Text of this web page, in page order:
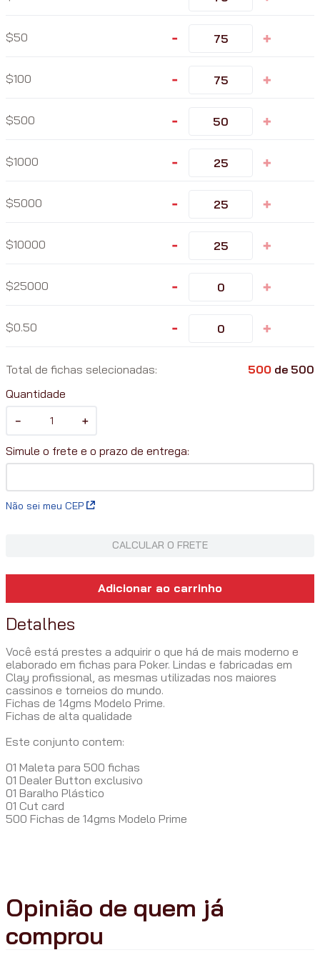
50 - +
100 - +
500 - +
1000 - +
5000 - +
10000 - +
25000 - +
0.50 - +
Total de fichas selecionadas: 500 de 500
Quantidade
＋
－
Não sei meu CEP
CALCULAR O FRETE
Adicionar ao carrinho
Detalhes
Você está prestes a adquirir o que há de mais moderno e
elaborado em fichas para Poker. Lindas e fabricadas em
Clay profissional, as mesmas utilizadas nos maiores
cassinos e torneios do mundo.
Fichas de 14gms Modelo Prime.
Fichas de alta qualidade
Este conjunto contem:
01 Maleta para 500 fichas
01 Dealer Button exclusivo
01 Baralho Plástico
01 Cut card
500 Fichas de 14gms Modelo Prime